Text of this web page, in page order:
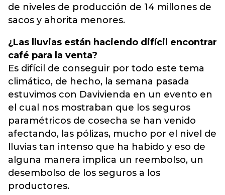
de niveles de producción de 14 millones de
sacos y ahorita menores.
¿Las lluvias están haciendo difícil encontrar
café para la venta?
Es difícil de conseguir por todo este tema
climático, de hecho, la semana pasada
estuvimos con Davivienda en un evento en
el cual nos mostraban que los seguros
paramétricos de cosecha se han venido
afectando, las pólizas, mucho por el nivel de
lluvias tan intenso que ha habido y eso de
alguna manera implica un reembolso, un
desembolso de los seguros a los
productores.